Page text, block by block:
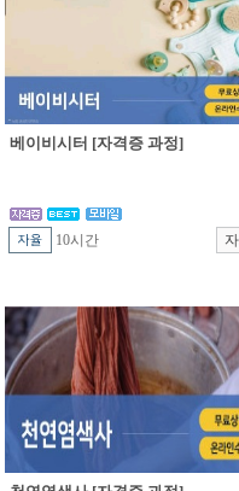
베이비시터 [자격증 과정]
10시간